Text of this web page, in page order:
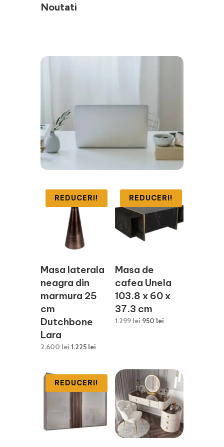
Noutati
REDUCERI!
Masa laterala
neagra din
marmura 25
cm
Dutchbone
Lara
2.600leiPrețul
fost:
2.600 lei.
1.225 leiPrețul
1.225 lei.
REDUCERI!
Masa de
cafea Unela
103.8 x 60 x
37.3 cm
1.299lei Prețul
950 leiPrețul
REDUCERI!